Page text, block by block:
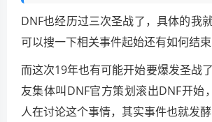
DNF也经历过三次圣战了，具体的我
可以搜一下相关事件起始还有如何结束
而这次19年也有可能开始要爆发圣战
友集体叫DNF官方策划滚出DNF开始
人在讨论这个事情，其实事件也就发酵